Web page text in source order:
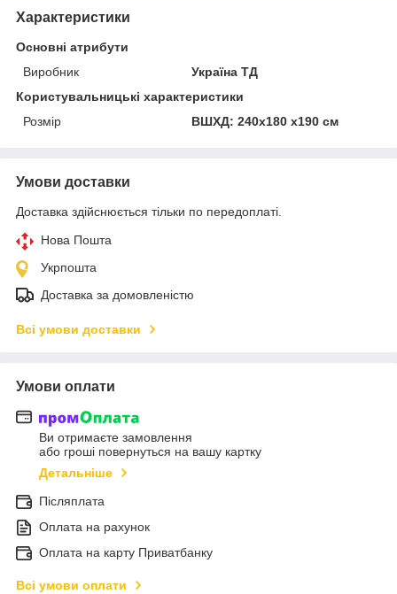
Характеристики
Основні атрибути
Виробник
Україна ТД
Користувальницькі характеристики
Розмір
ВШХД: 240x180 x190 см
Умови доставки
Доставка здійснюється тільки по передоплаті.
Нова Пошта
Укрпошта
Доставка за домовленістю
Всі умови доставки
Умови оплати
Ви отримаєте замовлення
або гроші повернуться на вашу картку
Детальніше
Післяплата
Оплата на рахунок
Оплата на карту Приватбанку
Всі умови оплати